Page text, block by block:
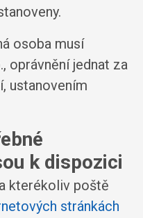
osoba musí
oprávnění jednat za
ustanovením
k dispozici
kterékoliv poště
stránkách